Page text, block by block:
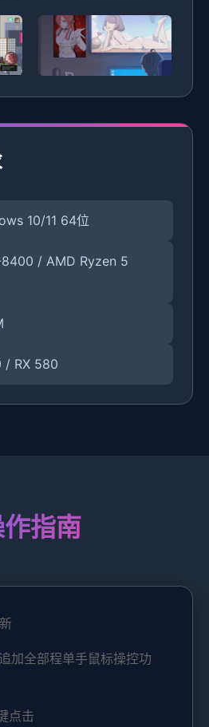
10/11 64位
/ AMD Ryzen 5
/ RX 580
指南
加全部程单手鼠标操控功
点击